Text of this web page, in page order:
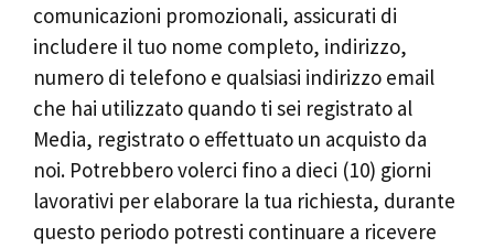
comunicazioni promozionali, assicurati di
includere il tuo nome completo, indirizzo,
numero di telefono e qualsiasi indirizzo email
che hai utilizzato quando ti sei registrato al
Media, registrato o effettuato un acquisto da
noi. Potrebbero volerci fino a dieci (10) giorni
lavorativi per elaborare la tua richiesta, durante
questo periodo potresti continuare a ricevere